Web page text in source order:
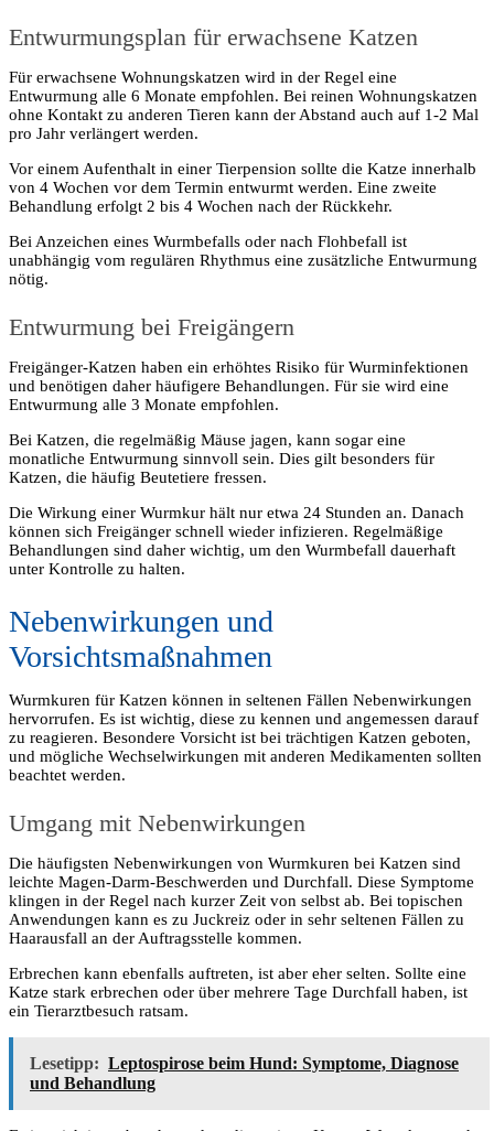
Entwurmungsplan für erwachsene Katzen
Für erwachsene Wohnungskatzen wird in der Regel eine
Entwurmung alle 6 Monate empfohlen. Bei reinen Wohnungskatzen
ohne Kontakt zu anderen Tieren kann der Abstand auch auf 1-2 Mal
pro Jahr verlängert werden.
Vor einem Aufenthalt in einer Tierpension sollte die Katze innerhalb
von 4 Wochen vor dem Termin entwurmt werden. Eine zweite
Behandlung erfolgt 2 bis 4 Wochen nach der Rückkehr.
Bei Anzeichen eines Wurmbefalls oder nach Flohbefall ist
unabhängig vom regulären Rhythmus eine zusätzliche Entwurmung
nötig.
Entwurmung bei Freigängern
Freigänger-Katzen haben ein erhöhtes Risiko für Wurminfektionen
und benötigen daher häufigere Behandlungen. Für sie wird eine
Entwurmung alle 3 Monate empfohlen.
Bei Katzen, die regelmäßig Mäuse jagen, kann sogar eine
monatliche Entwurmung sinnvoll sein. Dies gilt besonders für
Katzen, die häufig Beutetiere fressen.
Die Wirkung einer Wurmkur hält nur etwa 24 Stunden an. Danach
können sich Freigänger schnell wieder infizieren. Regelmäßige
Behandlungen sind daher wichtig, um den Wurmbefall dauerhaft
unter Kontrolle zu halten.
Nebenwirkungen und
Vorsichtsmaßnahmen
Wurmkuren für Katzen können in seltenen Fällen Nebenwirkungen
hervorrufen. Es ist wichtig, diese zu kennen und angemessen darauf
zu reagieren. Besondere Vorsicht ist bei trächtigen Katzen geboten,
und mögliche Wechselwirkungen mit anderen Medikamenten sollten
beachtet werden.
Umgang mit Nebenwirkungen
Die häufigsten Nebenwirkungen von Wurmkuren bei Katzen sind
leichte Magen-Darm-Beschwerden und Durchfall. Diese Symptome
klingen in der Regel nach kurzer Zeit von selbst ab. Bei topischen
Anwendungen kann es zu Juckreiz oder in sehr seltenen Fällen zu
Haarausfall an der Auftragsstelle kommen.
Erbrechen kann ebenfalls auftreten, ist aber eher selten. Sollte eine
Katze stark erbrechen oder über mehrere Tage Durchfall haben, ist
ein Tierarztbesuch ratsam.
Lesetipp: Leptospirose beim Hund: Symptome, Diagnose
und Behandlung